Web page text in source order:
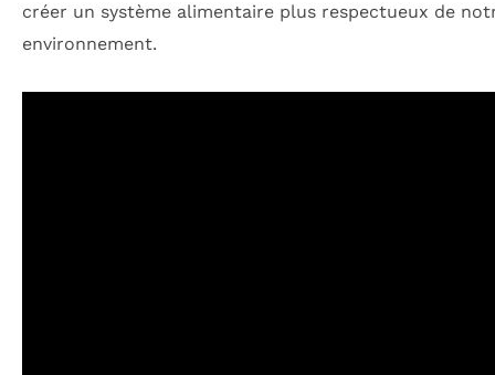
créer un système alimentaire plus respectueux de
environnement.